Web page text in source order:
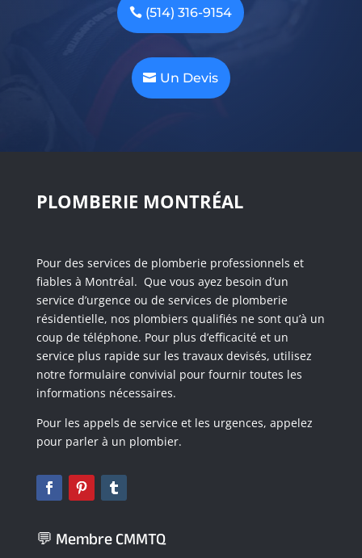
(514) 316-9154
Un Devis
PLOMBERIE MONTRÉAL
Pour des services de plomberie professionnels et
fiables à Montréal. Que vous ayez besoin d’un
service d’urgence ou de services de plomberie
résidentielle, nos plombiers qualifiés ne sont qu’à un
coup de téléphone. Pour plus d’efficacité et un
service plus rapide sur les travaux devisés, utilisez
notre formulaire convivial pour fournir toutes les
informations nécessaires.
Pour les appels de service et les urgences, appelez
pour parler à un plombier.
💬 Membre CMMTQ